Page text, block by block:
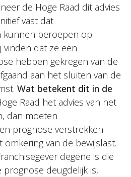
de Hoge Raad dit advies
vast dat
kunnen beroepen op
vinden dat ze een
hebben gekregen van de
aan het sluiten van de
Wat betekent dit in de
Raad het advies van het
dan moeten
prognose verstrekken
van de bewijslast.
degene is die
deugdelijk is,